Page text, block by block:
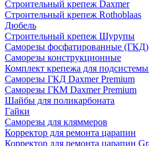
Строительный крепеж Daxmer
Строительный крепеж Rothoblaas
Дюбель
Строительный крепеж Шурупы
Саморeзы фосфатированные (ГКД)
Саморезы конструкционные
Комплект крепежа для подсистемы
Саморезы ГКД Daxmer Premium
Саморезы ГКМ Daxmer Premium
Шайбы для поликарбоната
Гайки
Саморезы для кляммеров
Корректор для ремонта царапин
Корректор для ремонта царапин